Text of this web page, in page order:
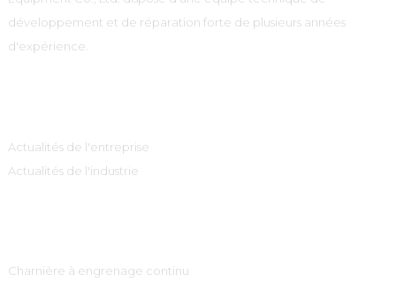
développement et de réparation forte de plusieurs années
d'expérience.
Actualités de l'entreprise
Actualités de l'industrie
Charnière à engrenage continu